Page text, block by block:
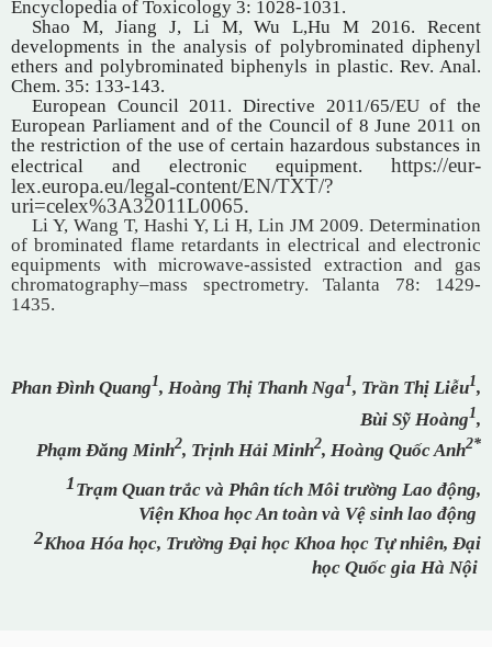
Encyclopedia of Toxicology 3: 1028-1031.
Shao M, Jiang J, LiM, Wu L,Hu M 2016. Recent
developments in the analysis of polybrominated diphenyl
ethers and polybrominated biphenyls in plastic. Rev. Anal.
Chem. 35: 133-143.
European Council 2011. Directive 2011/65/EU of the
European Parliament and of the Council of 8 June 2011 on
the restriction of the use of certain hazardous substances in
electrical and electronic equipment. https://eur-
lex.europa.eu/legal-content/EN/TXT/?
uri=celex%3A32011L0065.
LiY, Wang T, HashiY, Li H, Lin JM 2009. Determination
of brominated flame retardants in electrical and electronic
equipments with microwave-assisted extraction and gas
chromatography–mass spectrometry. Talanta 78: 1429-
1435.
Phan Đình Quang1, Hoàng Thị Thanh Nga1, Trần Thị Liễu1,
Bùi Sỹ Hoàng1,
Phạm Đăng Minh2, Trịnh Hải Minh2, Hoàng Quốc Anh2*
1Trạm Quan trắc và Phân tích Môi trường Lao động,
Viện Khoa học An toàn và Vệ sinh lao động
2Khoa Hóa học, Trường Đại học Khoa học Tự nhiên, Đại
học Quốc gia Hà Nội